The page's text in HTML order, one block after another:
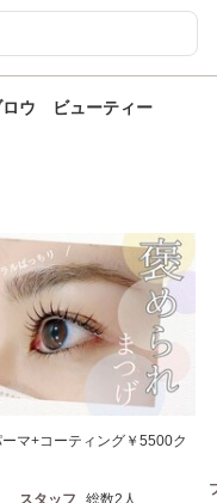
ロウ ビューティー
マ+コーティング￥5500ク
スタッフ 総数2人